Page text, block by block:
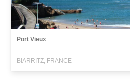
Port Vieux
BIARRITZ, FRANCE